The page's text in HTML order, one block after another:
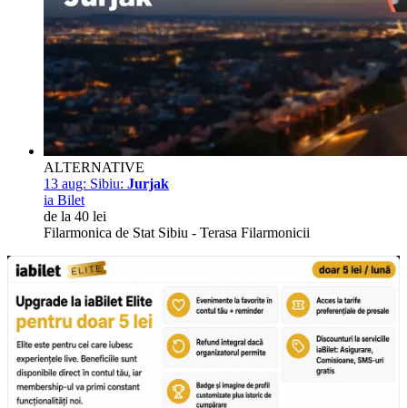
ALTERNATIVE
13 aug: Sibiu: Jurjak
ia Bilet
de la 40 lei
Filarmonica de Stat Sibiu - Terasa Filarmonicii